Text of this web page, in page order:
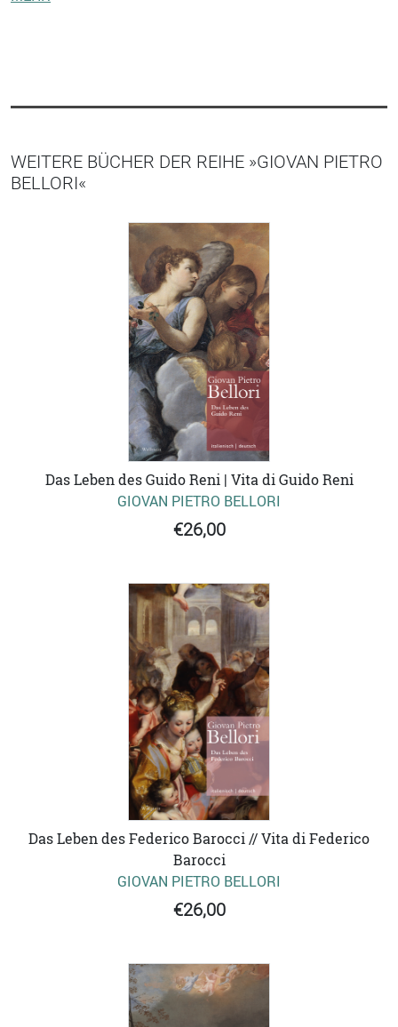
WEITERE BÜCHER DER REIHE »GIOVAN PIETRO
BELLORI«
Das Leben des Guido Reni | Vita di Guido Reni
GIOVAN PIETRO BELLORI
€26,00
Das Leben des Federico Barocci // Vita di Federico
Barocci
GIOVAN PIETRO BELLORI
€26,00